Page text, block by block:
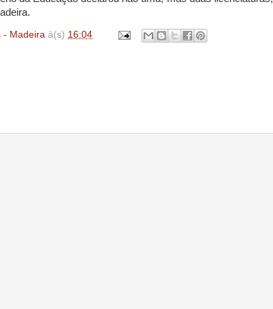
- Madeira à(s) 16:04